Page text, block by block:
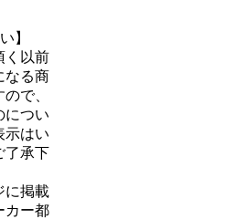
】
く以前
なる商
で、
につい
示はい
了承下
に掲載
カー都